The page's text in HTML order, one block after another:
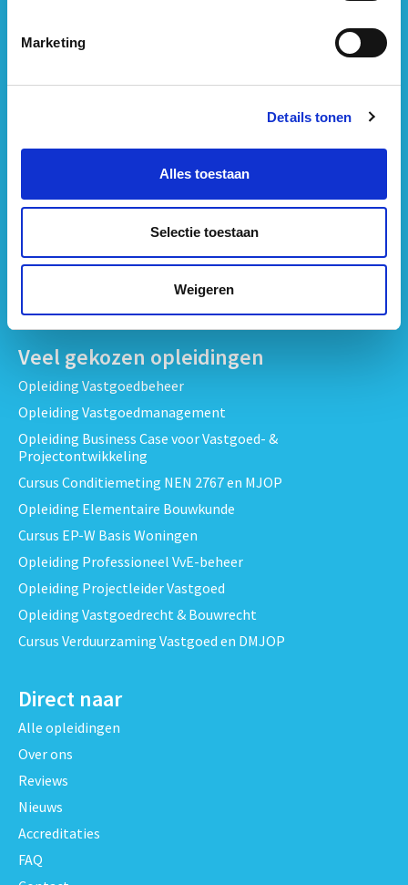
Marketing
Details tonen
Alles toestaan
Selectie toestaan
Weigeren
Opleidingen per onderwerp
Strategisch Vastgoedmanagement & Beleid opleidingen
Vastgoedbeheer & Exploitatie opleidingen
Vastgoedrecht & Contracten opleidingen
Projectontwikkeling & Vastgoedprojecten opleidingen
Techniek, Onderhoud & Inspectie Opleidingen
Veel gekozen opleidingen
Opleiding Vastgoedbeheer
Opleiding Vastgoedmanagement
Opleiding Business Case voor Vastgoed- &
Projectontwikkeling
Cursus Conditiemeting NEN 2767 en MJOP
Opleiding Elementaire Bouwkunde
Cursus EP-W Basis Woningen
Opleiding Professioneel VvE-beheer
Opleiding Projectleider Vastgoed
Opleiding Vastgoedrecht & Bouwrecht
Cursus Verduurzaming Vastgoed en DMJOP
Direct naar
Alle opleidingen
Over ons
Reviews
Nieuws
Accreditaties
FAQ